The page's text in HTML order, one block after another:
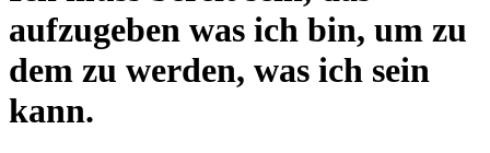
aufzugeben was ich bin, um zu
dem zu werden, was ich sein
kann.